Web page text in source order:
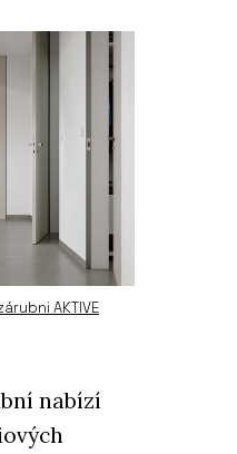
AKTIVE
nabízí